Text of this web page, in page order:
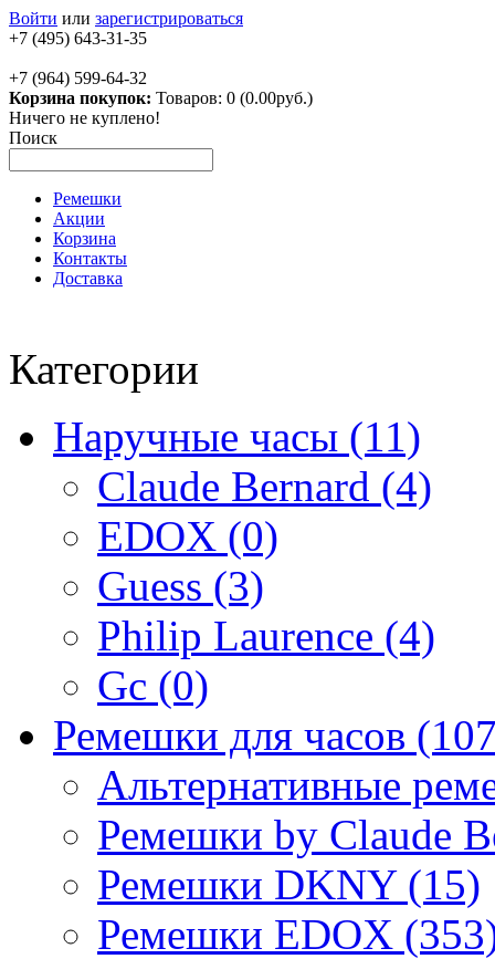
Войти или зарегистрироваться
+7 (495) 643-31-35
+7 (964) 599-64-32
Корзина покупок: Товаров: 0 (0.00руб.)
Ничего не куплено!
Поиск
Ремешки
Акции
Корзина
Контакты
Доставка
Категории
Наручные часы (11)
Claude Bernard (4)
EDOX (0)
Guess (3)
Philip Laurence (4)
Gc (0)
Ремешки для часов
Альтернативные
Ремешки by Claude
Ремешки DKNY (15)
Ремешки EDOX